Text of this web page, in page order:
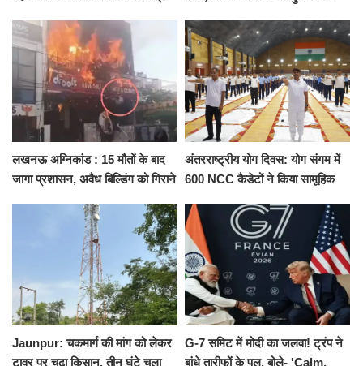
को नहीं...
किराया
लखनऊ अग्निकांड : 15 मौतों के बाद
जागा प्रशासन, अवैध बिल्डिंग को गिराने
अंतरराष्ट्रीय योग दिवस: योग संगम में
600 NCC कैडेटों ने किया सामूहिक
संकल्प
Jaunpur: चकमार्ग की मांग को लेकर
टावर पर चढ़ा किसान, तीन घंटे चला
G-7 समिट में मोदी का जलवा! ट्रंप ने
बांधे तारीफों के पुल, बोले- 'Calm,